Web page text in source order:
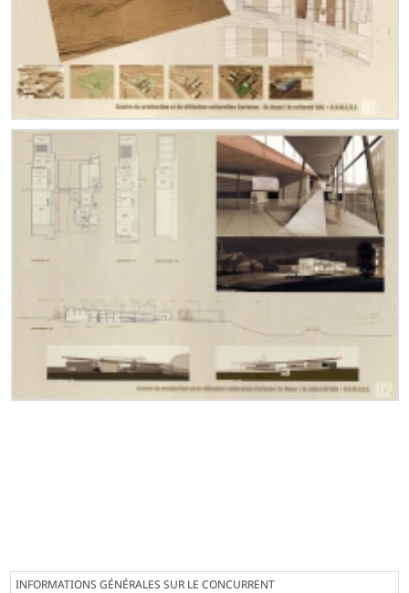
INFORMATIONS GÉNÉRALES SUR LE CONCURRENT